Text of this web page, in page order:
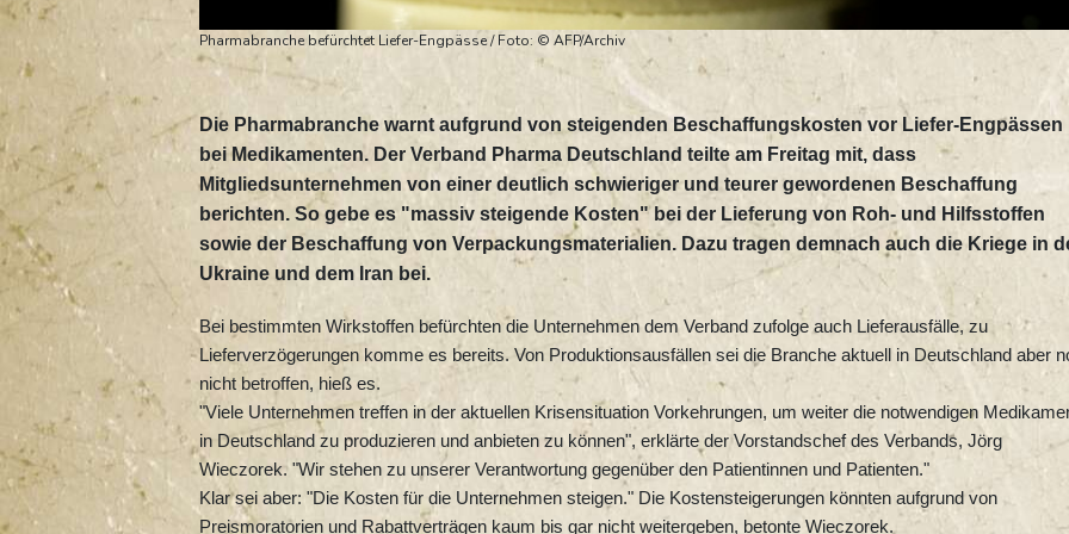
Pharmabranche befürchtet Liefer-Engpässe / Foto: © AFP/Archiv
Die Pharmabranche warnt aufgrund von steigenden Beschaffungskosten vor Liefer-Engpässen
bei Medikamenten. Der Verband Pharma Deutschland teilte am Freitag mit, dass
Mitgliedsunternehmen von einer deutlich schwieriger und teurer gewordenen Beschaffung
berichten. So gebe es "massiv steigende Kosten" bei der Lieferung von Roh- und Hilfsstoffen
sowie der Beschaffung von Verpackungsmaterialien. Dazu tragen demnach auch die Kriege in
Ukraine und dem Iran bei.
Bei bestimmten Wirkstoffen befürchten die Unternehmen dem Verband zufolge auch Lieferausfälle, zu
Lieferverzögerungen komme es bereits. Von Produktionsausfällen sei die Branche aktuell in Deutschland aber
nicht betroffen, hieß es.
"Viele Unternehmen treffen in der aktuellen Krisensituation Vorkehrungen, um weiter die notwendigen
in Deutschland zu produzieren und anbieten zu können", erklärte der Vorstandschef des Verbands, Jörg
Wieczorek. "Wir stehen zu unserer Verantwortung gegenüber den Patientinnen und Patienten."
Klar sei aber: "Die Kosten für die Unternehmen steigen." Die Kostensteigerungen könnten aufgrund von
Preismoratorien und Rabattverträgen kaum bis gar nicht weitergeben, betonte Wieczorek.